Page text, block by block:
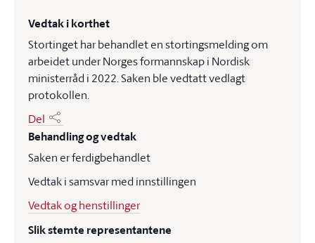
Vedtak i korthet
Stortinget har behandlet en stortingsmelding om
arbeidet under Norges formannskap i Nordisk
ministerråd i 2022. Saken ble vedtatt vedlagt
protokollen.
Del
Behandling og vedtak
Saken er ferdigbehandlet
Vedtak i samsvar med innstillingen
Vedtak og henstillinger
Slik stemte representantene